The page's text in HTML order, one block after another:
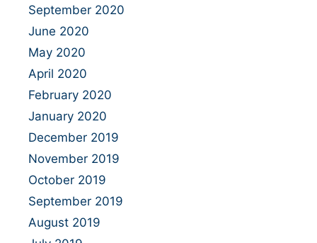
September 2020
June 2020
May 2020
April 2020
February 2020
January 2020
December 2019
November 2019
October 2019
September 2019
August 2019